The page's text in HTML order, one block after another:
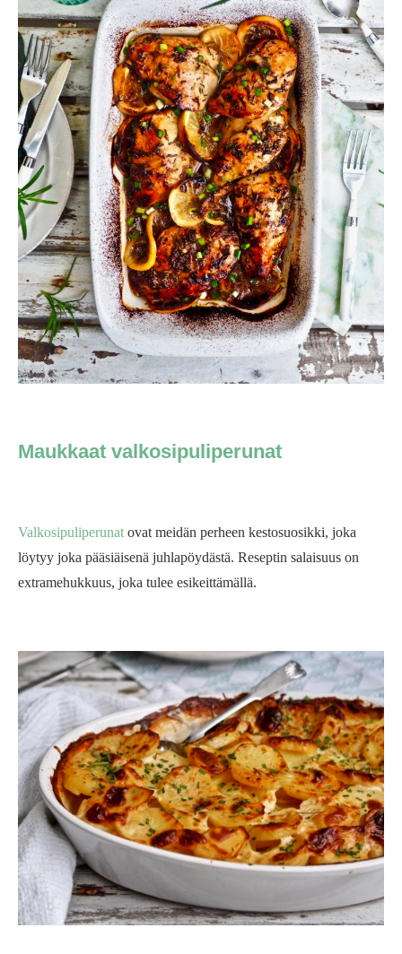
Maukkaat valkosipuliperunat
Valkosipuliperunat ovat meidän perheen kestosuosikki, joka
löytyy joka pääsiäisenä juhlapöydästä. Reseptin salaisuus on
extramehukkuus, joka tulee esikeittämällä.